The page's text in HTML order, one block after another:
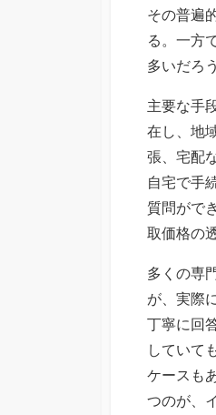
その普遍
る。一方
多いだろ
主要な手
在し、地
張、宅配
自宅で手
質問がで
取価格の
多くの専
が、実際
丁寧に回
していて
ケースも
つのが、